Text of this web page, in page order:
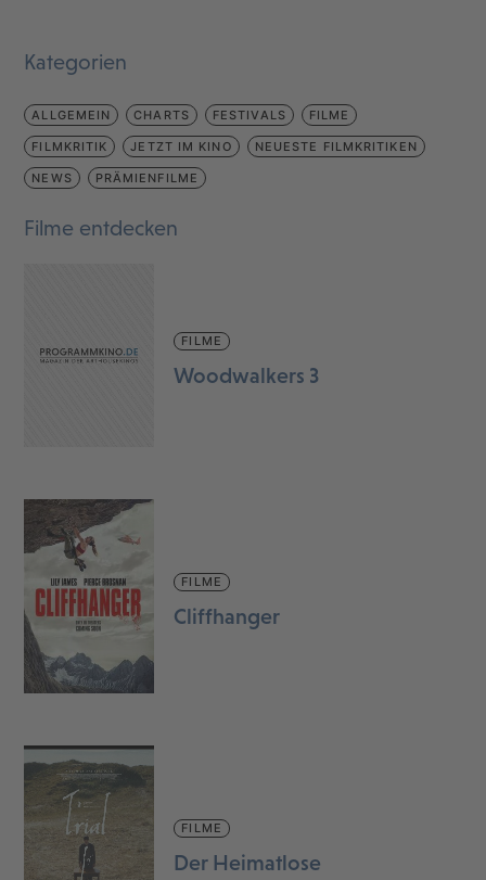
Kategorien
ALLGEMEIN CHARTS FESTIVALS FILME
FILMKRITIK JETZT IM KINO NEUESTE FILMKRITIKEN
NEWS PRÄMIENFILME
Filme entdecken
FILME
Woodwalkers 3
FILME
Cliffhanger
FILME
Der Heimatlose